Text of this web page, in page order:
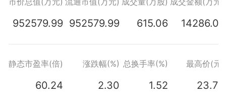
952579.99 952579.99 615.06 14286.07
静态市盈率(倍) 涨跌幅(%) 总换手率(%) 最高价(元)
60.24 2.30 1.52 23.73